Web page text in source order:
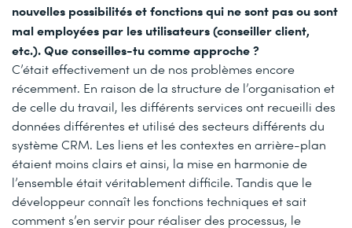
nouvelles possibilités et fonctions qui ne sont pas ou sont
mal employées par les utilisateurs (conseiller client,
etc.). Que conseilles-tu comme approche ?
C’était effectivement un de nos problèmes encore
récemment. En raison de la structure de l’organisation et
de celle du travail, les différents services ont recueilli des
données différentes et utilisé des secteurs différents du
système CRM. Les liens et les contextes en arrière-plan
étaient moins clairs et ainsi, la mise en harmonie de
l’ensemble était véritablement difficile. Tandis que le
développeur connaît les fonctions techniques et sait
comment s’en servir pour réaliser des processus, le